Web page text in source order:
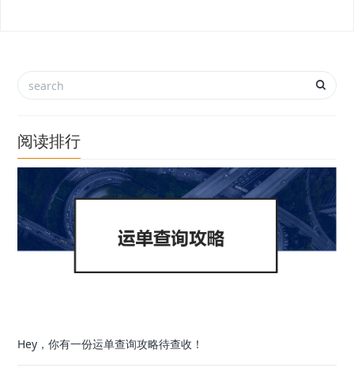
阅读排行
Hey，你有一份运单查询攻略待查收！